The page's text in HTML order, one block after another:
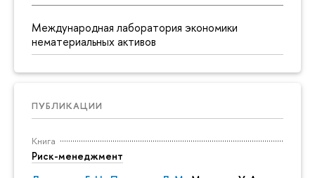
Международная лаборатория экономики
нематериальных активов
ПУБЛИКАЦИИ
Книга
Риск-менеджмент